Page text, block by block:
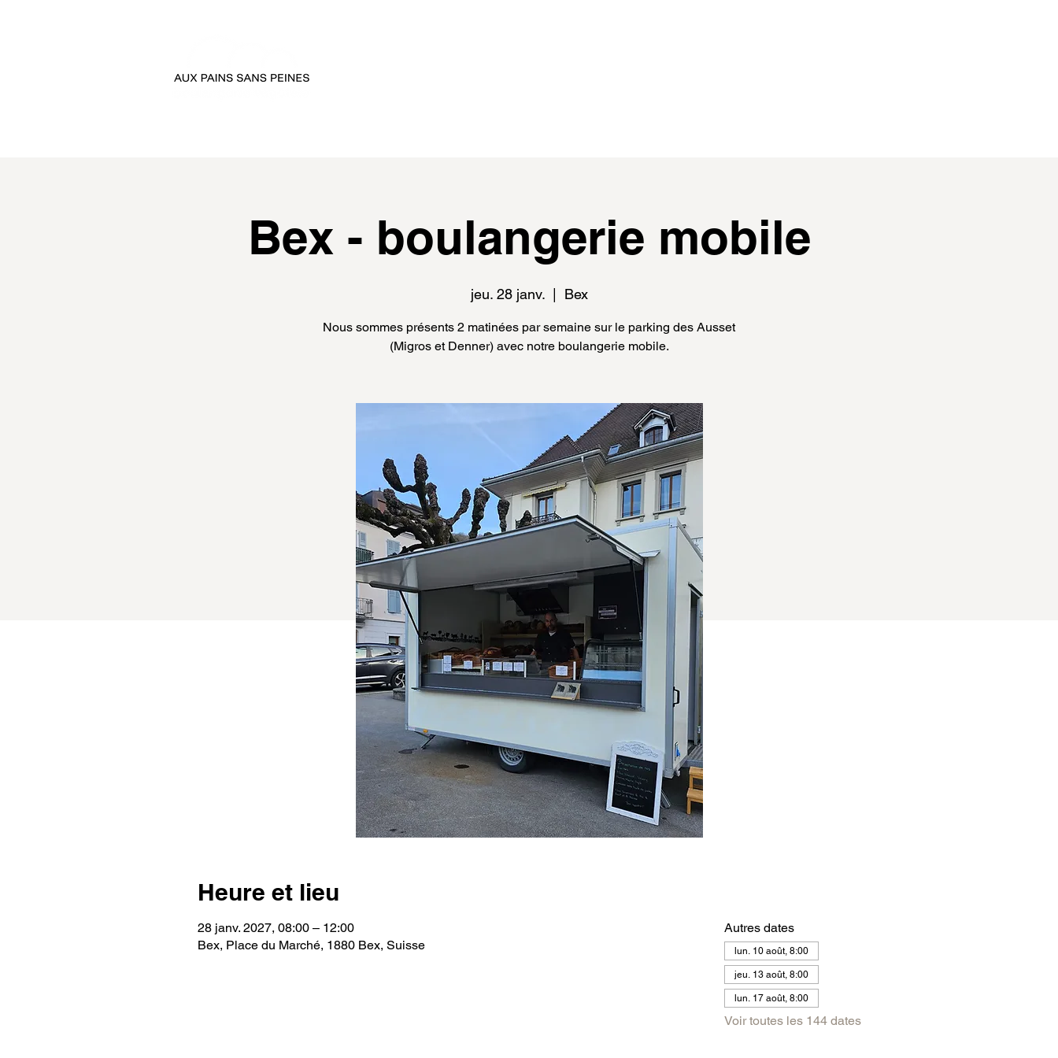
Bex - boulangerie mobile
jeu. 28 janv.
  |
Bex
Nous sommes présents 2 matinées par semaine sur le parking des Ausset
(Migros et Denner) avec notre boulangerie mobile.
Heure et lieu
28 janv. 2027, 08:00 – 12:00
Bex, Place du Marché, 1880 Bex, Suisse
Autres dates
lun. 10 août, 8:00
jeu. 13 août, 8:00
lun. 17 août, 8:00
Voir toutes les 144 dates